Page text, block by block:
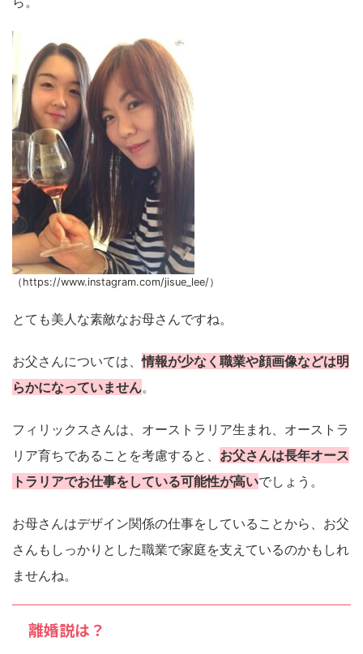
（https://www.instagram.com/jisue_lee/）
とても美人な素敵なお母さんですね。
お父さんについては、情報が少なく職業や顔画像などは明
らかになっていません。
フィリックスさんは、オーストラリア生まれ、オーストラ
リア育ちであることを考慮すると、 お父さんは長年オース
トラリアでお仕事をしている可能性が高いでしょう。
お母さんはデザイン関係の仕事をしていることから、お父
さんもしっかりとした職業で家庭を支えているのかもしれ
ませんね。
離婚説は？